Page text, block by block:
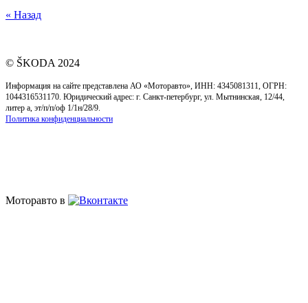
« Назад
© ŠKODA 2024
Информация на сайте представлена АО «Моторавто», ИНН: 4345081311, ОГРН:
1044316531170. Юридический адрес: г. Cанкт-петербург, ул. Мытнинская, 12/44,
литер а, эт/п/п/оф 1/1н/28/9.
Политика конфиденциальности
Моторавто в